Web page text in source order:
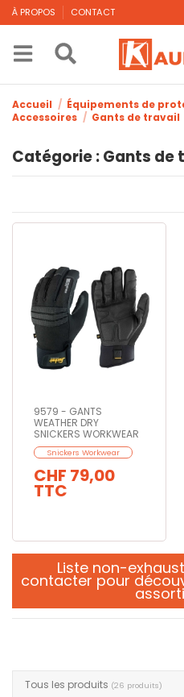
À PROPOS CONTACT
Accueil
Équipements de
Accessoires
Gants de travail
Catégorie : Gants de
9579 - GANTS
WEATHER DRY
SNICKERS WORKWEAR
Snickers Workwear
CHF 79,00
TTC
Liste non-
contacter pour
Tous les produits (26 produits)